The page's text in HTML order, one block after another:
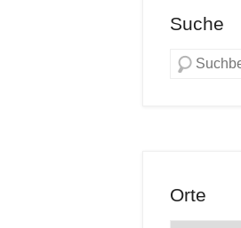
Suche
Orte